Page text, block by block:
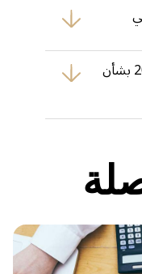
والإفلاس، خاصة
العالمي،
للإفلاسالمرسوم بقانون اتحادي رقم 14 لسنة 2018 بشأن
وتنظيم